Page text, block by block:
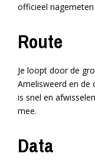
officieel
Route
Je loopt door de
Amelisweerd en de
is snel en
mee.
Data